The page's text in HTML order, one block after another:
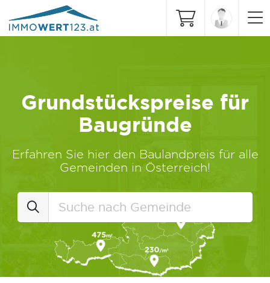
Grundstückspreise für
Baugründe
Erfahren Sie hier den Baulandpreis für alle
Gemeinden in Österreich!